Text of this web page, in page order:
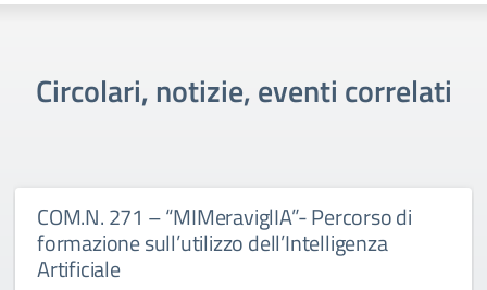
Circolari, notizie, eventi correlati
COM.N. 271 – “MIMeraviglIA”- Percorso di
formazione sull’utilizzo dell’Intelligenza
Artificiale